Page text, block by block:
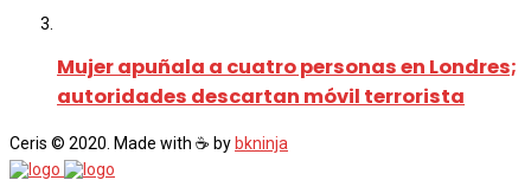
Mujer apuñala a cuatro personas en Londres;
autoridades descartan móvil terrorista
Ceris © 2020. Made with ☕ bybkninja